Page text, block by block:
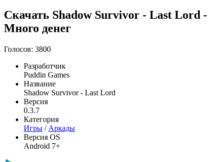
Скачать Shadow Survivor - Last Lord -
Много денег
Голосов: 3800
Разработчик
Puddin Games
Название
Shadow Survivor - Last Lord
Версия
0.3.7
Категория
Игры / Аркады
Версия OS
Android 7+